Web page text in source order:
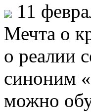
11
Мечта о
о реалии
синоним
можно